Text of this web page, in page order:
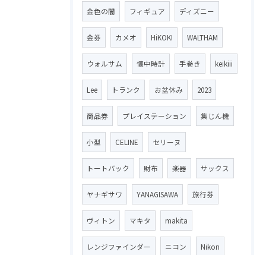
金色の闇 フィギュア ディズニー
金券 カメオ HiKOKI WALTHAM
ウォルサム 懐中時計 手巻き keikiii
Lee トランク お盆休み 2023
商品券 プレイステーション 集じん機
小型 CELINE セリーヌ
トートバック 財布 楽器 サックス
ヤナギサワ YANAGISAWA 旅行券
ヴィトン マキタ makita
レンジファインダー ニコン Nikon